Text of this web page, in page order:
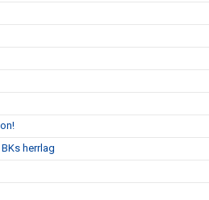
herrlag